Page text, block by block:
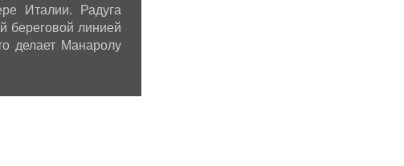
Италии. Радуга
береговой линией
делает Манаролу